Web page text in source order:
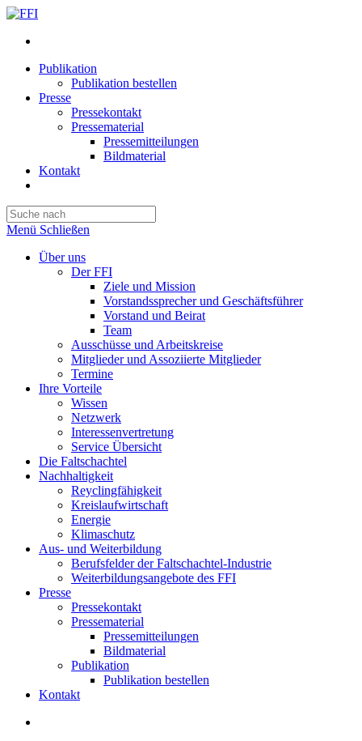
Publikation
Publikation bestellen
Presse
Pressekontakt
Pressematerial
Pressemitteilungen
Bildmaterial
Kontakt
umschalten
Escape
search
panel.
Menü Schließen
Über uns
Der FFI
Ziele und Mission
Vorstandssprecher und Geschäftsführer
Vorstand und Beirat
Team
Ausschüsse und Arbeitskreise
Mitglieder und Assoziierte Mitglieder
Termine
Ihre Vorteile
Wissen
Netzwerk
Interessenvertretung
Service Übersicht
Die Faltschachtel
Nachhaltigkeit
Reyclingfähigkeit
Kreislaufwirtschaft
Energie
Klimaschutz
Aus- und Weiterbildung
Berufsfelder der Faltschachtel-Industrie
Weiterbildungsangebote des FFI
Presse
Pressekontakt
Pressematerial
Pressemitteilungen
Bildmaterial
Publikation
Publikation bestellen
Kontakt